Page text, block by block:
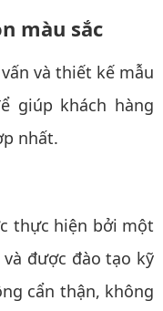
màu sắc
và thiết kế mẫu
giúp khách hàng
nhất.
thực hiện bởi một
được đào tạo kỹ
cẩn thận, không